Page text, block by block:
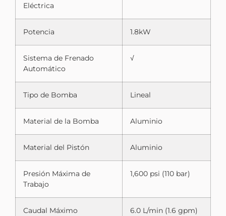
Eléctrica
Potencia 1.8kW
Sistema de Frenado
Automático
√
Tipo de Bomba Lineal
Material de la Bomba Aluminio
Material del Pistón Aluminio
Presión Máxima de
Trabajo
1,600 psi (110 bar)
Caudal Máximo 6.0 L/min (1.6 gpm)